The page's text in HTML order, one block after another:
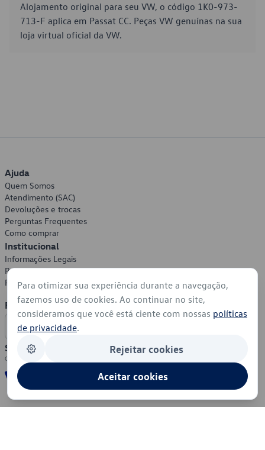
Alojamento original para seu VW, o código 1K0-973-
713-F aplica em Passat CC. Peças VW genuínas na sua
loja virtual oficial da VW.
Ajuda
Quem Somos
Atendimento (SAC)
Devoluções e trocas
Perguntas Frequentes
Como comprar
Institucional
Informações Legais
Política de Privacidade
Política de Cookies
Formas de Pagamento
Segurança
Para otimizar sua experiência durante a navegação,
fazemos uso de cookies. Ao continuar no site,
consideramos que você está ciente com nossas políticas
de privacidade.
Rejeitar cookies
Aceitar cookies